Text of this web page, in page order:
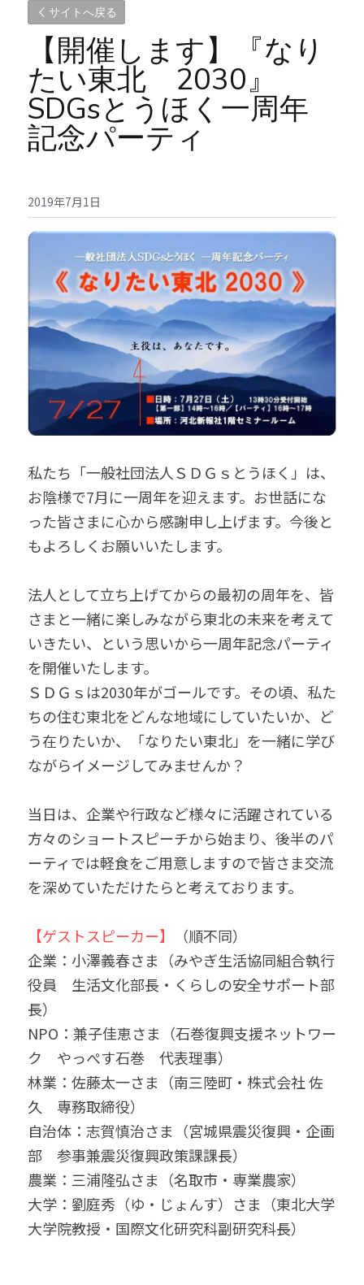
サイトへ戻る
【開催します】『なり
たい東北　2030』
SDGsとうほく一周年
記念パーティ
2019年7月1日
私たち「一般社団法人ＳＤＧｓとうほく」は、
お陰様で7月に一周年を迎えます。お世話にな
った皆さまに心から感謝申し上げます。今後と
もよろしくお願いいたします。
法人として立ち上げてからの最初の周年を、皆
さまと一緒に楽しみながら東北の未来を考えて
いきたい、という思いから一周年記念パーティ
を開催いたします。
ＳＤＧｓは2030年がゴールです。その頃、私た
ちの住む東北をどんな地域にしていたいか、ど
う在りたいか、「なりたい東北」を一緒に学び
ながらイメージしてみませんか？
当日は、企業や行政など様々に活躍されている
方々のショートスピーチから始まり、後半のパ
ーティでは軽食をご用意しますので皆さま交流
を深めていただけたらと考えております。
【ゲストスピーカー】
（順不同）
企業：小澤義春さま（みやぎ生活協同組合執行
役員　生活文化部長・くらしの安全サポート部
長）
NPO：兼子佳恵さま（石巻復興支援ネットワー
ク　やっぺす石巻　代表理事）
林業：佐藤太一さま（南三陸町・株式会社 佐
久　専務取締役）
自治体：志賀慎治さま（宮城県震災復興・企画
部　参事兼震災復興政策課課長）
農業：三浦隆弘さま（名取市・専業農家）
大学：劉庭秀（ゆ・じょんす）さま（東北大学
大学院教授・国際文化研究科副研究科長）